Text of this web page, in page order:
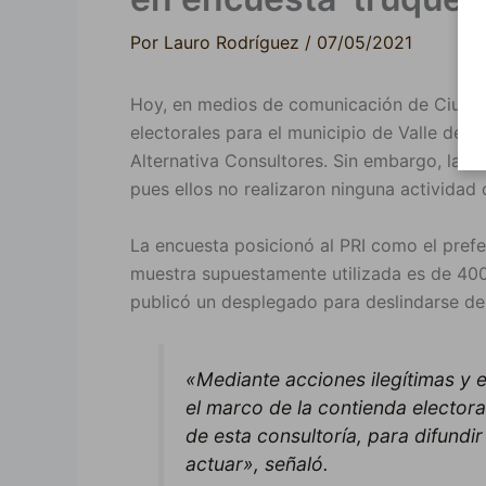
Por Lauro Rodríguez / 07/05/2021
Hoy, en medios de comunicación de
electorales para el municipio de Valle de
Alternativa Consultores. Sin embargo, la
pues ellos no realizaron ninguna actividad
La encuesta posicionó al PRI como el
muestra supuestamente utilizada es de
publicó un desplegado para deslindarse
«Mediante acciones ilegítimas y
el marco de la contienda
de esta consultoría, para
actuar», señaló.